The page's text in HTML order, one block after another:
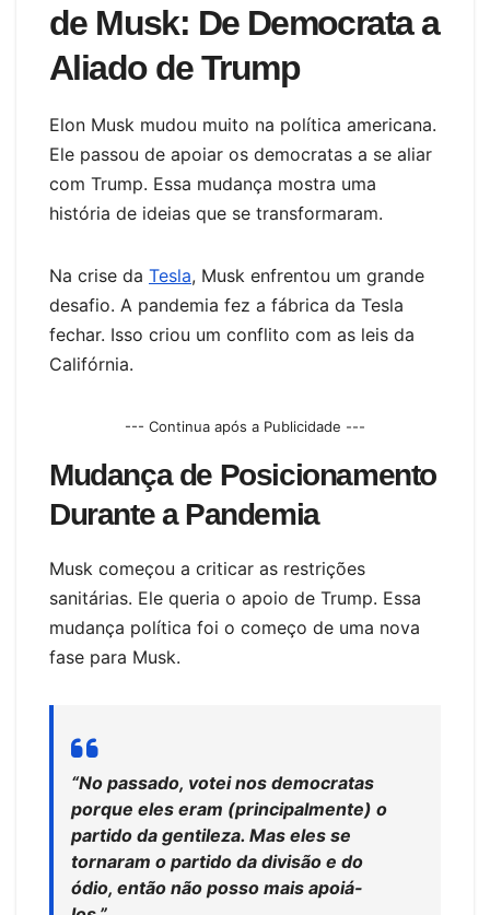
de Musk: De Democrata a
Aliado de Trump
Elon Musk mudou muito na política americana.
Ele passou de apoiar os democratas a se aliar
com Trump. Essa mudança mostra uma
história de ideias que se transformaram.
Na crise da Tesla, Musk enfrentou um grande
desafio. A pandemia fez a fábrica da Tesla
fechar. Isso criou um conflito com as leis da
Califórnia.
--- Continua após a Publicidade ---
Mudança de Posicionamento
Durante a Pandemia
Musk começou a criticar as restrições
sanitárias. Ele queria o apoio de Trump. Essa
mudança política foi o começo de uma nova
fase para Musk.
“No passado, votei nos democratas
porque eles eram (principalmente) o
partido da gentileza. Mas eles se
tornaram o partido da divisão e do
ódio, então não posso mais apoiá-